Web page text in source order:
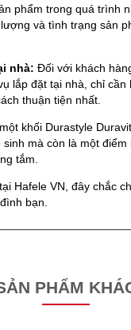
phẩm trong quá trình
và tình trạng sản
nhà: Đối với khách
lắp đặt tại nhà, chỉ
thuận tiện nhất.
khối Durastyle
mà còn là một điểm
tắm.
Hafele VN, đây chắc
bạn.
PHẨM